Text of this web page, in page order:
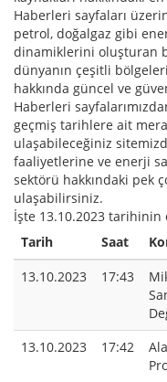
Haberleri sayfaları
petrol, doğalgaz gibi
dinamiklerini oluşturan
dünyanın çeşitli
hakkında güncel ve
Haberleri
geçmiş tarihlere ait
ulaşabileceğiniz
faaliyetlerine ve enerji
sektörü hakkındaki pek
ulaşabilirsiniz.
İşte 13.10.2023 tarihinin
Tarih
Saat
13.10.2023
17:43
13.10.2023
17:42